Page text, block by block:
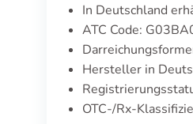
In Deutschland
ATC Code:
Hersteller in
OTC-/Rx-